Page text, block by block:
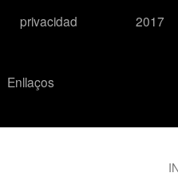
privacidad
2017
Enllaços